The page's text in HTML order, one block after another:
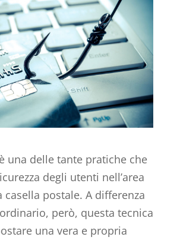
una delle tante pratiche che
degli utenti nell’area
casella postale. A differenza
però, questa tecnica
una vera e propria